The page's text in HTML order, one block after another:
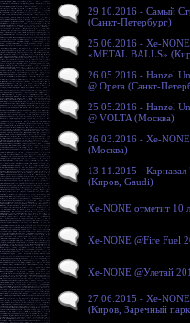
29.10.2016 - Самый
(Санкт-Петербург)
25.06.2016 - Xe-
«METAL BALLS»
26.05.2016 - Hanzel
@ Opera (Санкт-
25.05.2016 - Hanzel
@ VOLTA (Москва)
26.03.2016 - Xe-
(Москва)
13.11.2015 -
(Киров, Gaudi)
Xe-NONE отметит 10
Xe-NONE @Fire Fuel
Xe-NONE @Улетай
27.06.2015 - Xe-
(Киров, Заречный